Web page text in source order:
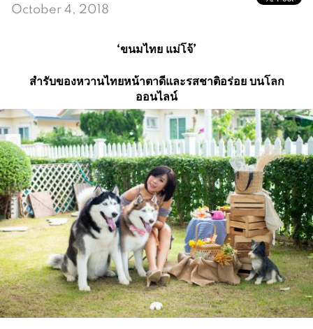
October 4, 2018
‘ขนมไทย แม่โจ้’
สำรับของหวานไทยหน้าตาดีและรสชาติอร่อย บนโลก
ออนไลน์